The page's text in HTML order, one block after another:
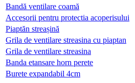
Bandă ventilare coamă
Accesorii pentru protectia acoperisului
Piaptăn streașină
Grila de ventilare streasina cu piaptan
Grila de ventilare streasina
Banda etansare horn perete
Burete expandabil 4cm